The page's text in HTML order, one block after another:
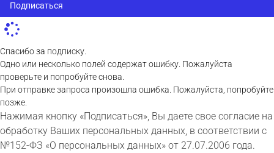
Подписаться
Спасибо за подписку.
Одно или несколько полей содержат ошибку. Пожалуйста
проверьте и попробуйте снова.
При отправке запроса произошла ошибка. Пожалуйста, попробуйте
позже.
Нажимая кнопку «Подписаться», Вы даете свое согласие на
обработку Ваших персональных данных, в соответствии с
№152-ФЗ «О персональных данных» от 27.07.2006 года.